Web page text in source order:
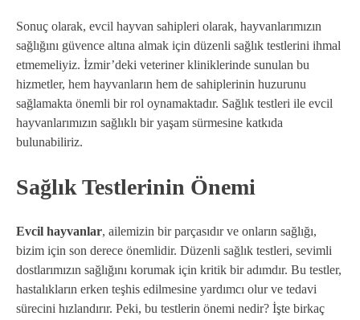
Sonuç olarak, evcil hayvan sahipleri olarak, hayvanlarımızın
sağlığını güvence altına almak için düzenli sağlık testlerini ihmal
etmemeliyiz. İzmir’deki veteriner kliniklerinde sunulan bu
hizmetler, hem hayvanların hem de sahiplerinin huzurunu
sağlamakta önemli bir rol oynamaktadır. Sağlık testleri ile evcil
hayvanlarımızın sağlıklı bir yaşam sürmesine katkıda
bulunabiliriz.
Sağlık Testlerinin Önemi
Evcil hayvanlar, ailemizin bir parçasıdır ve onların sağlığı,
bizim için son derece önemlidir. Düzenli sağlık testleri, sevimli
dostlarımızın sağlığını korumak için kritik bir adımdır. Bu testler,
hastalıkların erken teşhis edilmesine yardımcı olur ve tedavi
sürecini hızlandırır. Peki, bu testlerin önemi nedir? İşte birkaç